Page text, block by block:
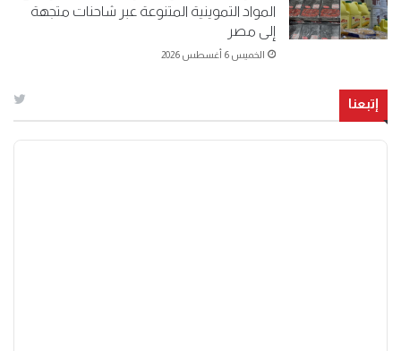
المواد التموينية المتنوعة عبر شاحنات متجهة
إلى مصر
الخميس 6 أغسطس 2026
إتبعنا